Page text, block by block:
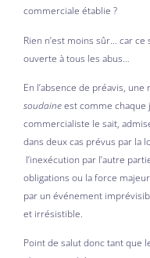
commerciale établie ?
Rien n’est moins sûr… car ce
ouverte à tous les abus…
En l’absence de préavis, une
soudaine est comme chaque
commercialiste le sait,
dans deux cas prévus par la
l’inexécution par l’autre
obligations ou la force
par un événement
et irrésistible.
Point de salut donc tant que